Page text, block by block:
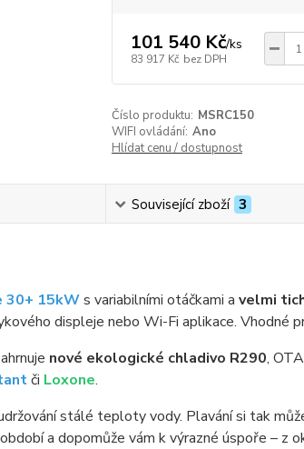
101 540 Kč/ks
83 917 Kč bez DPH
Číslo produktu: MSRC150
WIFI ovládání: Ano
Hlídat cenu / dostupnost
Související zboží 3
30+ 15kWs variabilními otáčkami a velmi
displeje nebo Wi-Fi aplikace. Vhodné
nové ekologické chladivo R290,
či Loxone.
stálé teploty vody. Plavání si tak
a dopomůže vám k výrazné úspoře – z